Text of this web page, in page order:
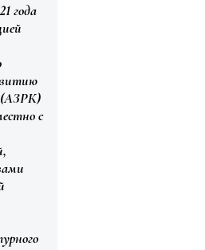
года
(АЗРК)
с